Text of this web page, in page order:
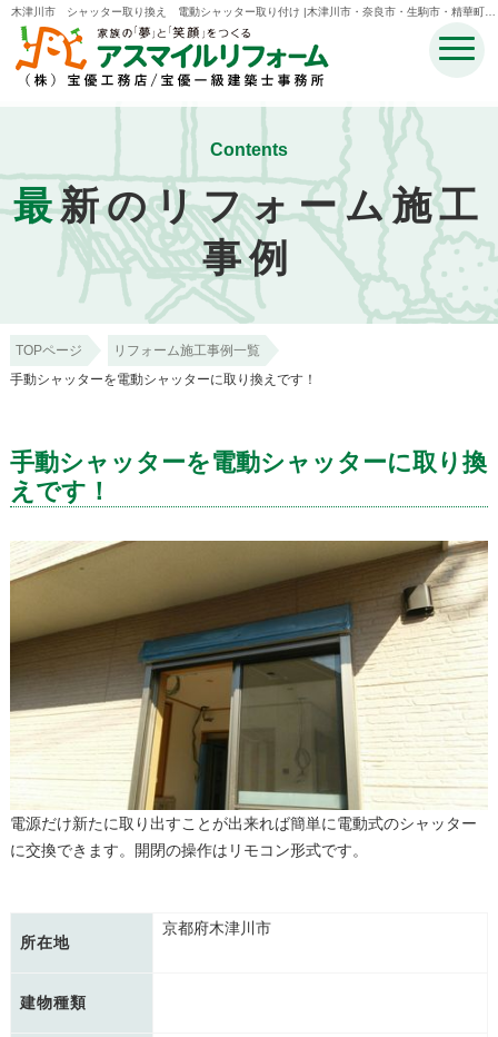
木津川市 シャッター取り換え 電動シャッター取り付け |木津川市・奈良市・生駒市・精華町・
井手町のリフォームのことなら宝優工務店アスマイルリフォーム
Contents
最新のリフォーム施工
事例
TOPページ
リフォーム施工事例一覧
手動シャッターを電動シャッターに取り換えです！
手動シャッターを電動シャッターに取り換
えです！
電源だけ新たに取り出すことが出来れば簡単に電動式のシャッター
に交換できます。開閉の操作はリモコン形式です。
所在地
京都府木津川市
建物種類